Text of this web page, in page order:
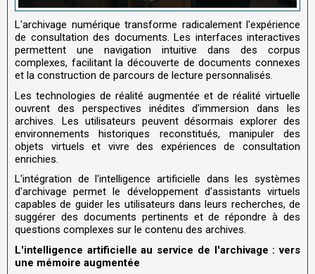
L'archivage numérique transforme radicalement l'expérience
de consultation des documents. Les interfaces interactives
permettent une navigation intuitive dans des corpus
complexes, facilitant la découverte de documents connexes
et la construction de parcours de lecture personnalisés.
Les technologies de réalité augmentée et de réalité virtuelle
ouvrent des perspectives inédites d'immersion dans les
archives. Les utilisateurs peuvent désormais explorer des
environnements historiques reconstitués, manipuler des
objets virtuels et vivre des expériences de consultation
enrichies.
L'intégration de l'intelligence artificielle dans les systèmes
d'archivage permet le développement d'assistants virtuels
capables de guider les utilisateurs dans leurs recherches, de
suggérer des documents pertinents et de répondre à des
questions complexes sur le contenu des archives.
L'intelligence artificielle au service de l'archivage : vers
une mémoire augmentée